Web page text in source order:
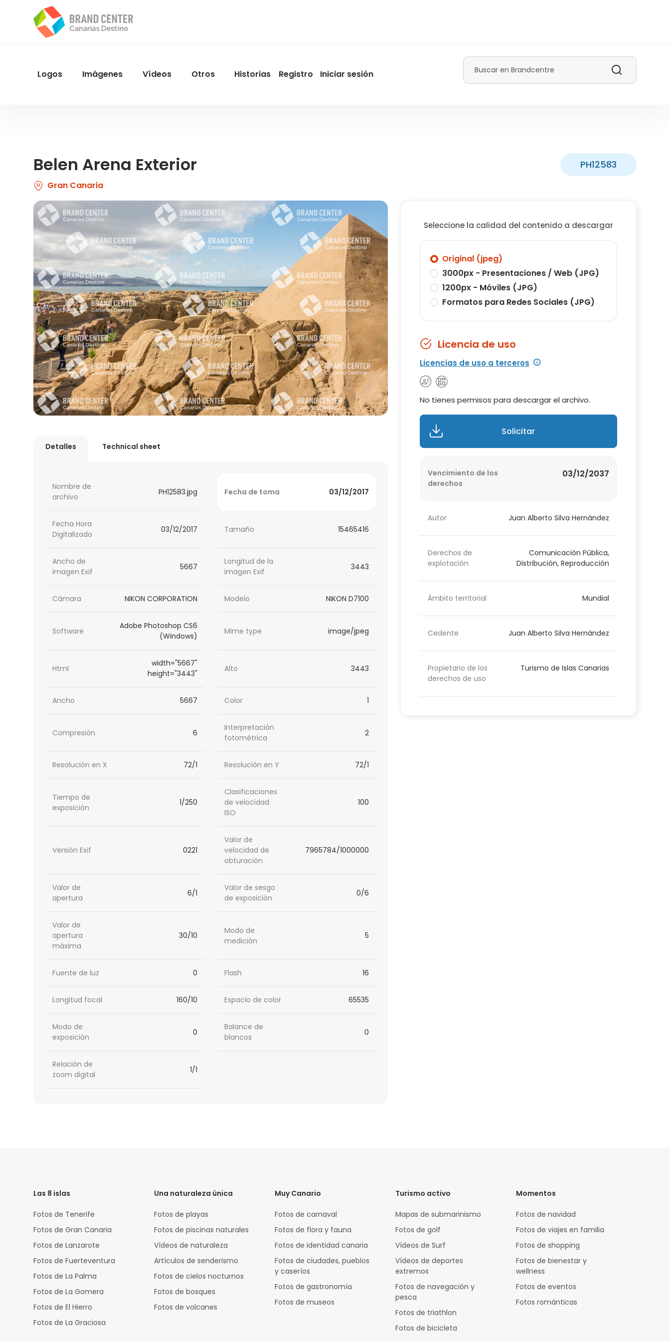
contenido
Menu
Logos Imágenes Vídeos Otros Historias
User
Registro Iniciar sesión
Buscar
Belen Arena Exterior PH12583
Gran Canaria
Detalles Technical sheet
Nombre de
archivo
PH12583.jpg Fecha de toma 03/12/2017
Fecha Hora
Digitalizado
03/12/2017 Tamaño 15465416
Ancho de
imagen Exif
5667
Longitud de la
imagen Exif
3443
Cámara NIKON CORPORATION Modelo NIKON D7100
Software
Adobe Photoshop CS6
(Windows)
Mime type image/jpeg
Html
width="5667"
height="3443"
Alto 3443
Ancho 5667 Color 1
Compresión 6
Interpretación
fotométrica
2
Resolución en X 72/1 Resolución en Y 72/1
Tiempo de
exposición
1/250
Clasificaciones
de velocidad
ISO
100
Versión Exif 0221
Valor de
velocidad de
obturación
7965784/1000000
Valor de
apertura
6/1
Valor de sesgo
de exposición
0/6
Valor de
apertura
máxima
30/10
Modo de
medición
5
Fuente de luz 0 Flash 16
Longitud focal 160/10 Espacio de color 65535
Modo de
exposición
0
Balance de
blancos
0
Relación de
zoom digital
1/1
Seleccione la calidad del contenido a descargar
Original (jpeg)
3000px - Presentaciones / Web (JPG)
1200px - Móviles (JPG)
Formatos para Redes Sociales (JPG)
Licencia de uso
Licencias de uso a terceros
No tienes permisos para descargar el archivo.
Solicitar
Vencimiento de los
derechos
03/12/2037
Autor Juan Alberto Silva Hernández
Derechos de
explotación
Comunicación Pública,
Distribución, Reproducción
Ámbito territorial Mundial
Cedente Juan Alberto Silva Hernández
Propietario de los
derechos de uso
Turismo de Islas Canarias
Las 8 islas
Fotos de Tenerife
Fotos de Gran Canaria
Fotos de Lanzarote
Fotos de Fuerteventura
Fotos de La Palma
Fotos de La Gomera
Fotos de El Hierro
Fotos de La Graciosa
Una naturaleza única
Fotos de playas
Fotos de piscinas naturales
Vídeos de naturaleza
Artículos de senderismo
Fotos de cielos nocturnos
Fotos de bosques
Fotos de volcanes
Muy Canario
Fotos de carnaval
Fotos de flora y fauna
Fotos de identidad canaria
Fotos de ciudades, pueblos
y caseríos
Fotos de gastronomía
Fotos de museos
Turismo activo
Mapas de submarinismo
Fotos de golf
Vídeos de Surf
Vídeos de deportes
extremos
Fotos de navegación y
pesca
Fotos de triathlon
Fotos de bicicleta
Momentos
Fotos de navidad
Fotos de viajes en familia
Fotos de shopping
Fotos de bienestar y
wellness
Fotos de eventos
Fotos románticas